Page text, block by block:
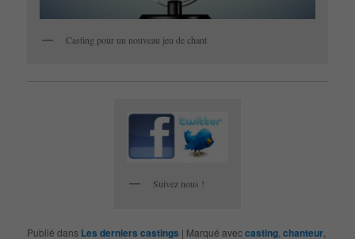
Casting pour un nouveau jeu de chant
Suivez nous !
Publié dans Les derniers castings | Marqué aveccasting ,chanteur